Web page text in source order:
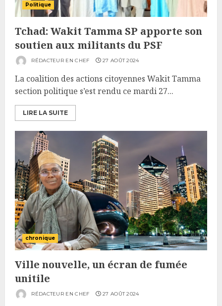
Politique
Tchad: Wakit Tamma SP apporte son
soutien aux militants du PSF
RÉDACTEUR EN CHEF 27 AOÛT 2024
La coalition des actions citoyennes Wakit Tamma
section politique s’est rendu ce mardi 27...
LIRE LA SUITE
chronique
Ville nouvelle, un écran de fumée
unitile
RÉDACTEUR EN CHEF 27 AOÛT 2024